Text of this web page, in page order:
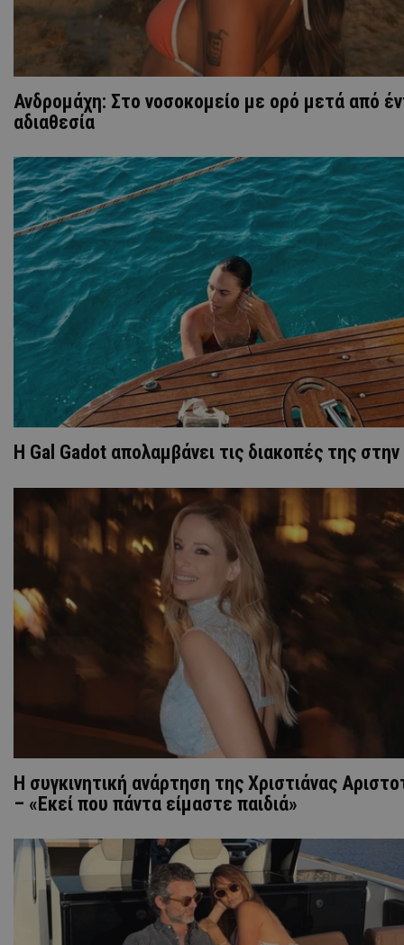
Ανδρομάχη: Στο νοσοκομείο με ορό μετά από
αδιαθεσία
Η Gal Gadot απολαμβάνει τις διακοπές της
H συγκινητική ανάρτηση της Χριστιάνας
– «Εκεί που πάντα είμαστε παιδιά»